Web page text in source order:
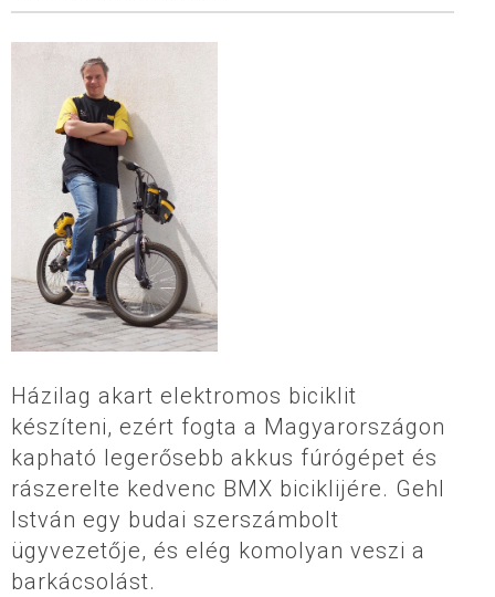
Házilag akart elektromos biciklit
készíteni, ezért fogta a Magyarországon
kapható legerősebb akkus fúrógépet és
rászerelte kedvenc BMX biciklijére. Gehl
István egy budai szerszámbolt
ügyvezetője, és elég komolyan veszi a
barkácsolást.